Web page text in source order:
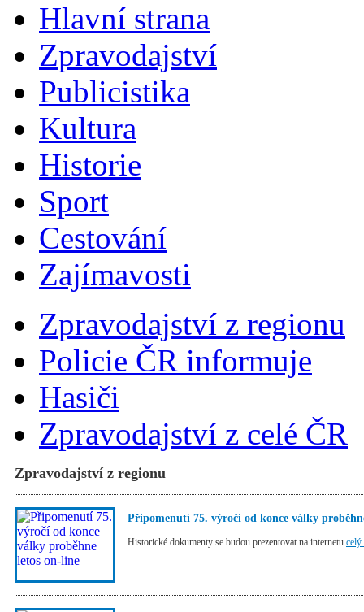
Hlavní strana
Zpravodajství
Publicistika
Kultura
Historie
Sport
Cestování
Zajímavosti
Zpravodajství z regionu
Policie ČR informuje
Hasiči
Zpravodajství z celé ČR
Zpravodajství z regionu
Připomenutí 75. výročí od konce války
Historické dokumenty se budou prezentovat na internetu celý